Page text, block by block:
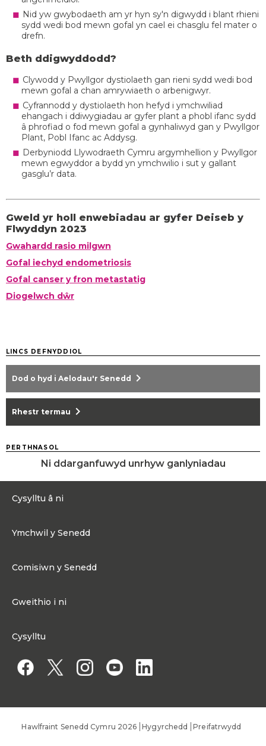
Nid yw gwybodaeth am yr hyn sy'n digwydd i blant rhieni
sydd wedi bod mewn gofal yn cael ei chasglu fel mater o
drefn.
Beth ddigwyddodd?
Clywodd y Pwyllgor dystiolaeth gan rieni sydd wedi bod
mewn gofal a chan amrywiaeth o arbenigwyr.
Cyfrannodd y dystiolaeth hon hefyd i ymchwiliad
ehangach i ddiwygiadau ar gyfer plant a phobl ifanc sydd
â phrofiad o fod mewn gofal a gynhaliwyd gan y Pwyllgor
Plant, Pobl Ifanc ac Addysg.
Derbyniodd Llywodraeth Cymru argymhellion y Pwyllgor
mewn egwyddor a bydd yn ymchwilio i sut y gallant
gasglu’r data.
Gweld yr holl enwebiadau ar gyfer Deiseb y
Flwyddyn 2023
Gwahardd rasio milgwn
Gofal iechyd endometriosis
Gofal canser y fron metastatig
Diogelwch dŵr
LINCS DEFNYDDIOL
Dod o hyd i Aelodau'r Senedd chevron_right
Rhestr termau chevron_right
PERTHNASOL
Ni ddarganfuwyd unrhyw ganlyniadau
Cysylltu â ni
Cysylltu â ni
Ymchwil y Senedd
Comisiwn y Senedd
Fframwaith Llywodraethu Corfforaethol y Comisiwn
Gweithio i ni
Gweithio i Aelod Senedd
Cysylltu
Hawlfraint Senedd Cymru 2026 Hygyrchedd Preifatrwydd